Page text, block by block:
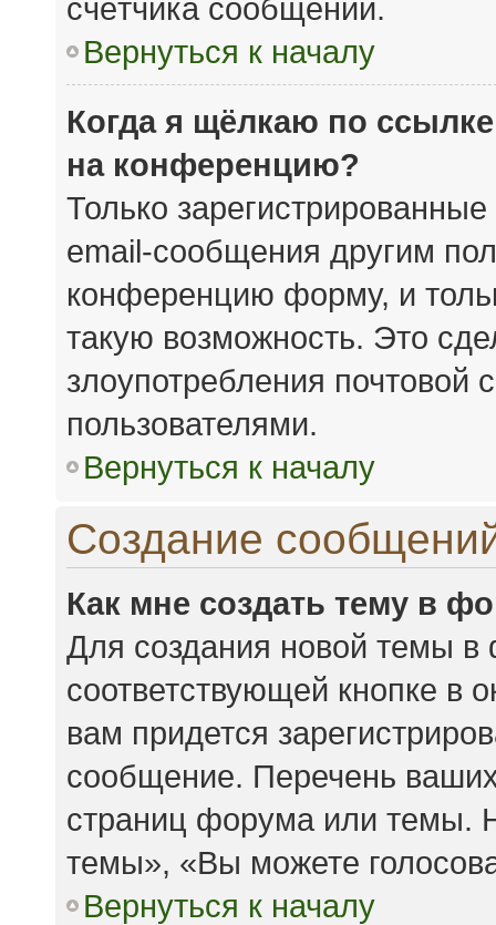
счётчика сообщений.
Вернуться к началу
Когда я щёлкаю по
на конференцию?
Только
email-сообщения другим
конференцию форму, и
такую возможность. Это
злоупотребления
пользователями.
Вернуться к началу
Создание
Как мне создать тему в
Для создания новой темы
соответствующей кнопке
вам придется
сообщение. Перечень
страниц форума или темы.
темы», «Вы можете
Вернуться к началу